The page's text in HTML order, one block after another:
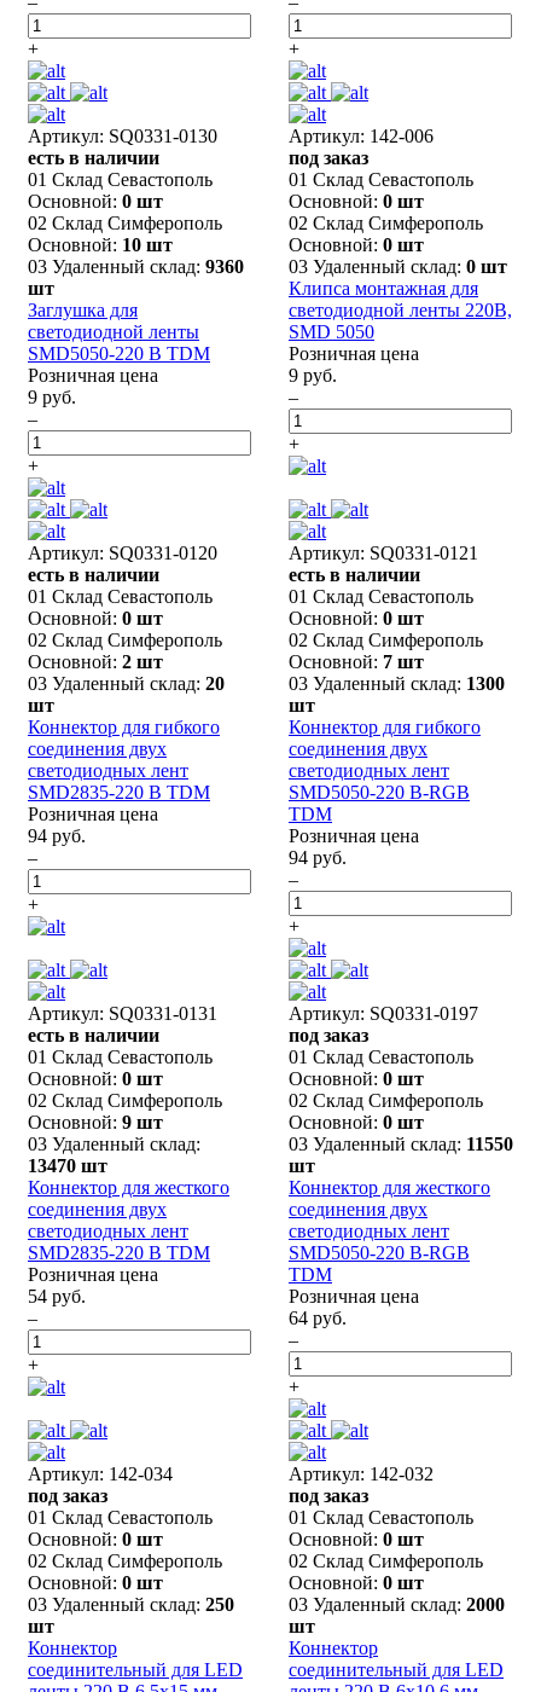
+ +
Артикул: SQ0331-0130
есть в наличии
01 Склад Севастополь
Основной: 0 шт
02 Склад Симферополь
Основной: 10 шт
03 Удаленный склад: 9360
шт
Заглушка для
светодиодной ленты
SMD5050-220 В TDM
Розничная цена
9 руб.
–
+
Артикул: 142-006
под заказ
01 Склад Севастополь
Основной: 0 шт
02 Склад Симферополь
Основной: 0 шт
03 Удаленный склад: 0 шт
Клипса монтажная для
светодиодной ленты 220В,
SMD 5050
Розничная цена
9 руб.
–
+
Артикул: SQ0331-0120
есть в наличии
01 Склад Севастополь
Основной: 0 шт
02 Склад Симферополь
Основной: 2 шт
03 Удаленный склад: 20
шт
Коннектор для гибкого
соединения двух
светодиодных лент
SMD2835-220 В TDM
Розничная цена
94 руб.
–
+
Артикул: SQ0331-0121
есть в наличии
01 Склад Севастополь
Основной: 0 шт
02 Склад Симферополь
Основной: 7 шт
03 Удаленный склад: 1300
шт
Коннектор для гибкого
соединения двух
светодиодных лент
SMD5050-220 В-RGB
TDM
Розничная цена
94 руб.
–
+
Артикул: SQ0331-0131
есть в наличии
01 Склад Севастополь
Основной: 0 шт
02 Склад Симферополь
Основной: 9 шт
03 Удаленный склад:
13470 шт
Коннектор для жесткого
соединения двух
светодиодных лент
SMD2835-220 В TDM
Розничная цена
54 руб.
–
+
Артикул: SQ0331-0197
под заказ
01 Склад Севастополь
Основной: 0 шт
02 Склад Симферополь
Основной: 0 шт
03 Удаленный склад: 11550
шт
Коннектор для жесткого
соединения двух
светодиодных лент
SMD5050-220 В-RGB
TDM
Розничная цена
64 руб.
–
+
Артикул: 142-034
под заказ
01 Склад Севастополь
Основной: 0 шт
02 Склад Симферополь
Основной: 0 шт
03 Удаленный склад: 250
шт
Коннектор
соединительный для LED
Артикул: 142-032
под заказ
01 Склад Севастополь
Основной: 0 шт
02 Склад Симферополь
Основной: 0 шт
03 Удаленный склад: 2000
шт
Коннектор
соединительный для LED